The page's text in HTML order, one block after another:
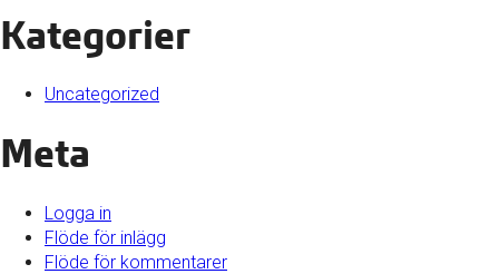
Kategorier
Uncategorized
Meta
Logga in
Flöde för inlägg
Flöde för kommentarer